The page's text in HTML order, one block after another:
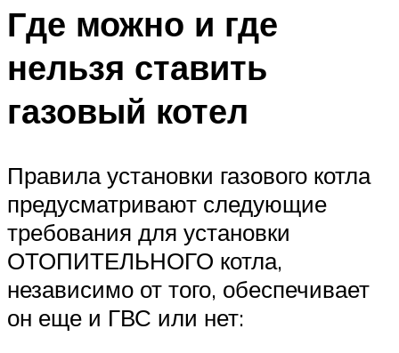
Где можно и где
нельзя ставить
газовый котел
Правила установки газового котла
предусматривают следующие
требования для установки
ОТОПИТЕЛЬНОГО котла,
независимо от того, обеспечивает
он еще и ГВС или нет: